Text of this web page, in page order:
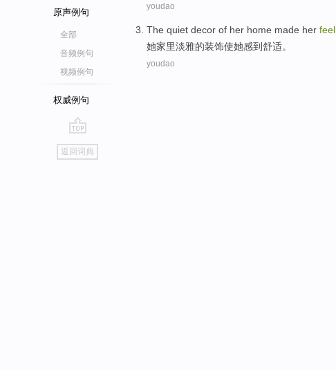
原声例句
全部
音频例句
视频例句
权威例句
go
top
返回词典
youdao
The quiet decor of her home made her feel
她家里淡雅的装饰使她感到舒适。
youdao